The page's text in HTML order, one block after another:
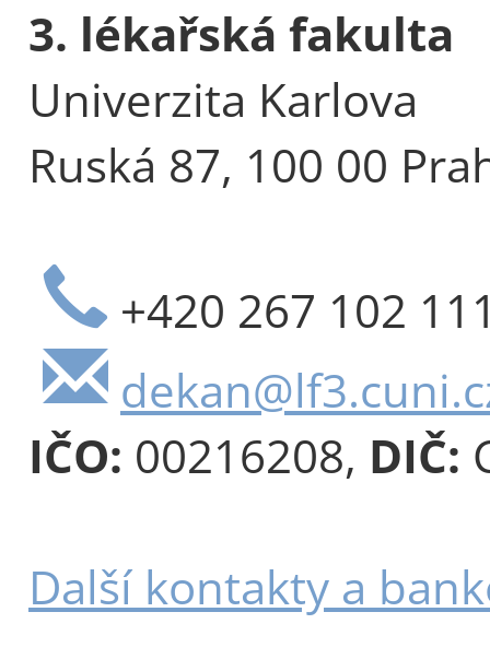
3. lékařská fakulta
Univerzita Karlova
Ruská 87, 100 00
+420 267 102
IČO: 00216208, DIČ:
Další kontakty a